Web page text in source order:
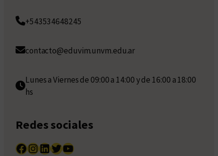
+543534648245
contacto@eduvim.unvm.edu.ar
Lunes a Viernes de 09:00 a 14:00 y de 16:00 a 18:00
hs
Redes sociales
Facebook InstagramLinkedIn Twitter YouTube